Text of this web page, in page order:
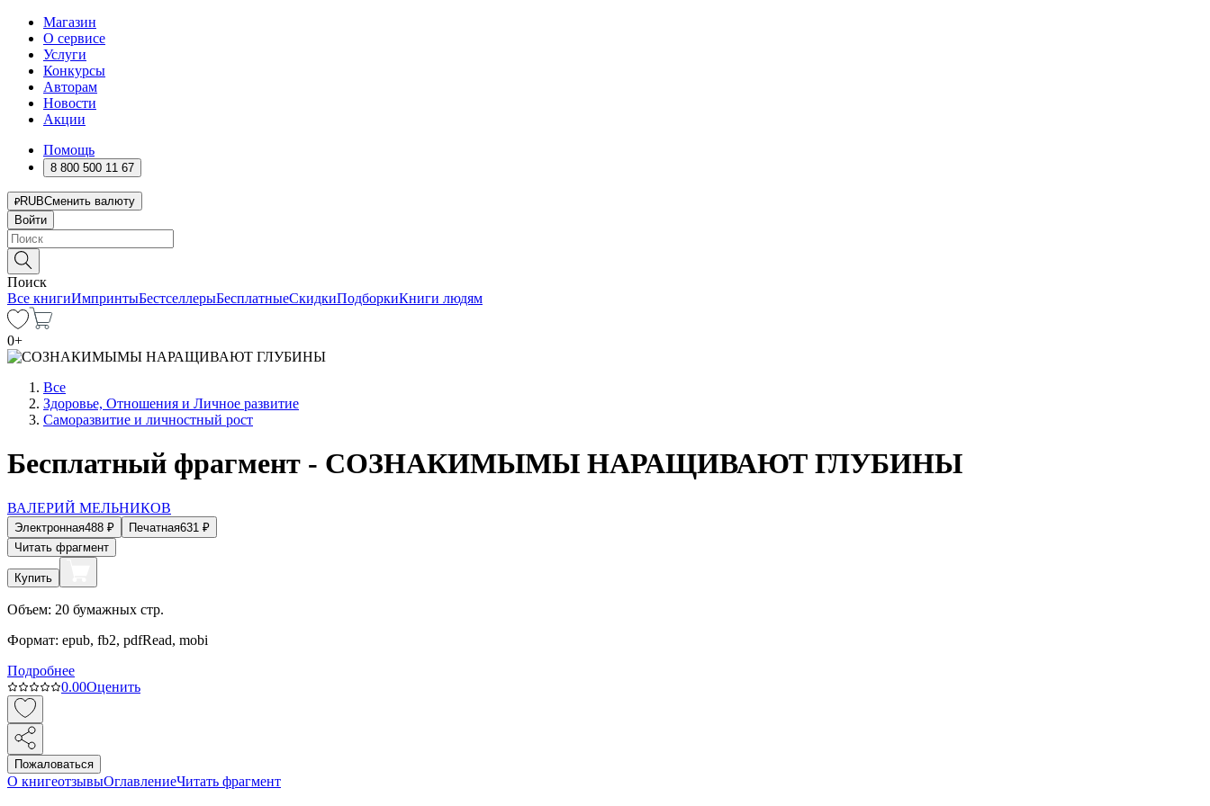
Магазин
О сервисе
Услуги
Конкурсы
Авторам
Новости
Акции
Помощь
8 800 500 11 67
RUBСменить валюту
Войти
Поиск
Все книгиИмпринтыБестселлерыБесплатныеСкидкиПодборкиКниги людям
0+
Все
Здоровье, Отношения и Личное развитие
Саморазвитие и личностный рост
Бесплатный фрагмент - СОЗНАКИМЫМЫ НАРАЩИВАЮТ ГЛУБИНЫ
ВАЛЕРИЙ МЕЛЬНИКОВ
Электронная488 ₽ Печатная631 ₽
Читать фрагмент
Купить
Объем: 20 бумажных стр.
Формат: epub, fb2, pdfRead, mobi
Подробнее
0.00Оценить
Пожаловаться
О книгеотзывыОглавлениеЧитать фрагмент